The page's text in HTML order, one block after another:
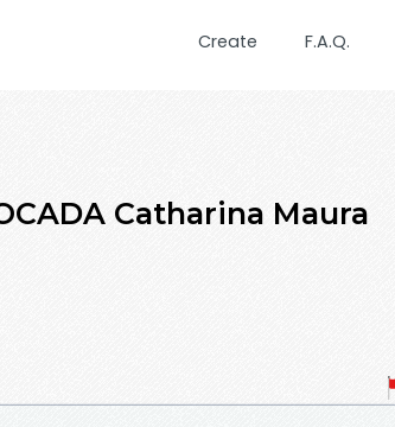
Create F.A.Q.
Catharina Maura